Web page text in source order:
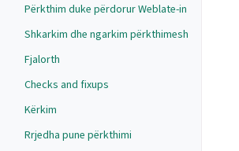
Përkthim duke përdorur Weblate-in
Shkarkim dhe ngarkim përkthimesh
Fjalorth
Checks and fixups
Kërkim
Rrjedha pune përkthimi